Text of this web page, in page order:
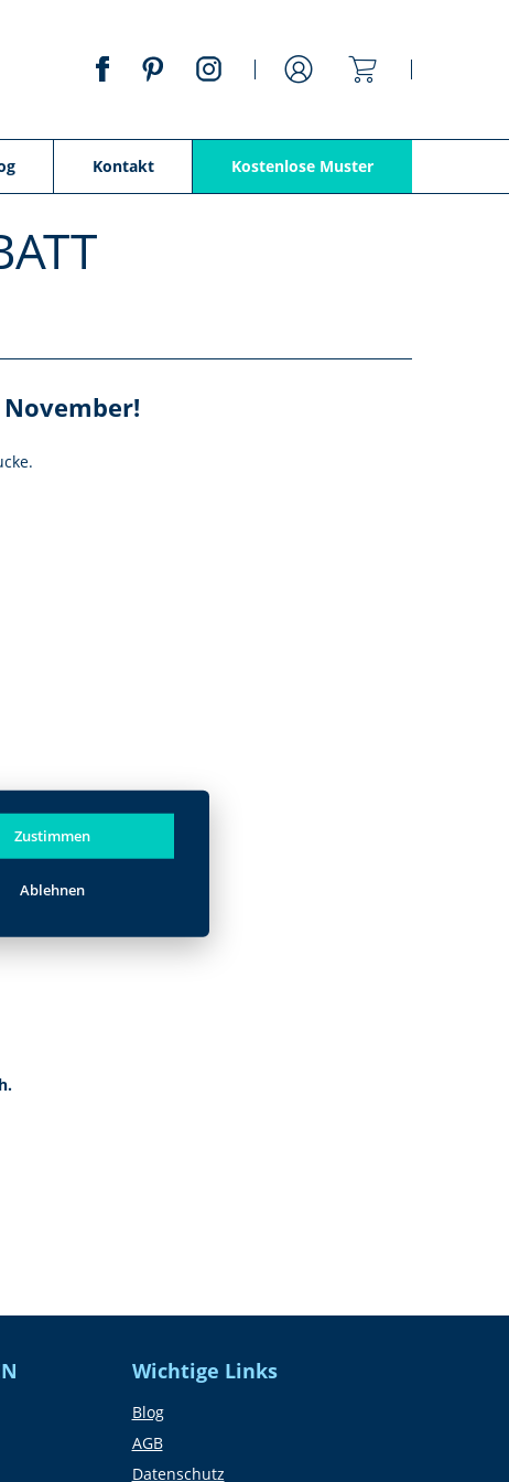
Mein
Kontakt Kostenlose Muster
Wichtige Links
Blog
AGB
Datenschutz
Zustimmen
Ablehnen